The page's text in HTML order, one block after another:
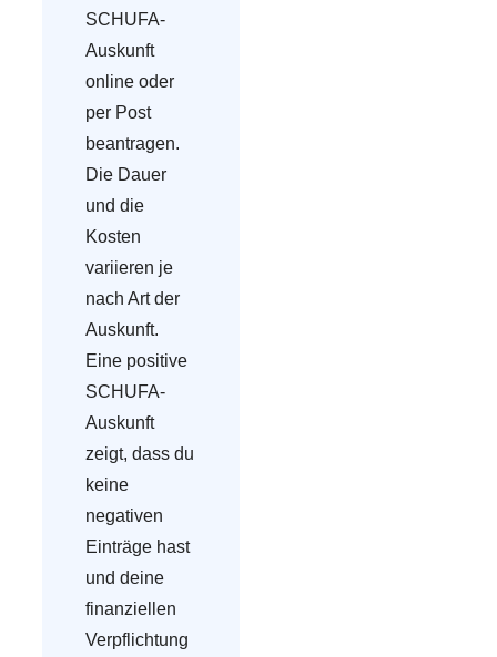
SCHUFA-
Auskunft
online oder
per Post
beantragen.
Die Dauer
und die
Kosten
variieren je
nach Art der
Auskunft.
Eine positive
SCHUFA-
Auskunft
zeigt, dass du
keine
negativen
Einträge hast
und deine
finanziellen
Verpflichtung